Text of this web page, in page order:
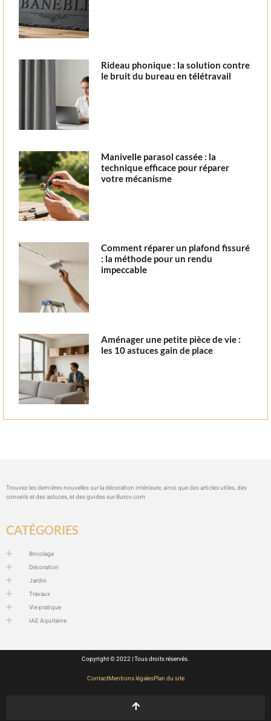
Rideau phonique : la solution contre
le bruit du bureau en télétravail
Manivelle parasol cassée : la
technique efficace pour réparer
votre mécanisme
Comment réparer un plafond fissuré
: la méthode pour un rendu
impeccable
Aménager une petite pièce de vie :
les 10 astuces gain de place
Trouvez les dernières nouvelles sur la décoration intérieure, ainsi que des articles utiles, des
conseils et des astuces, et des guides sur Burov.com
CATÉGORIES
Bricolage
Décoration
Jardin
Travaux
Vie pratique
IAE Aquitaine
Copyright © 2022 | Tous droits réservés.
ContactMentions légalesPlan du site